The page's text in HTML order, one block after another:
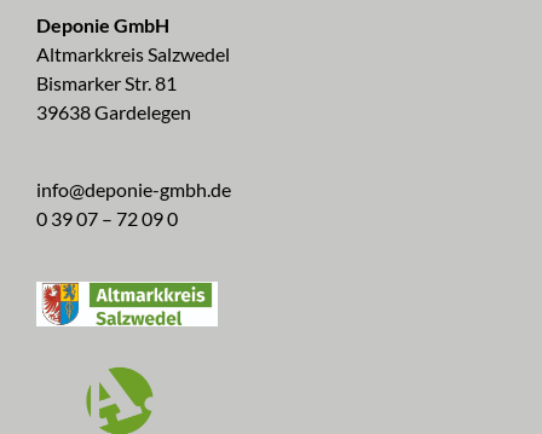
Deponie GmbH
Altmarkkreis Salzwedel
Bismarker Str. 81
39638 Gardelegen
info@deponie-gmbh.de
0 39 07 – 72 09 0